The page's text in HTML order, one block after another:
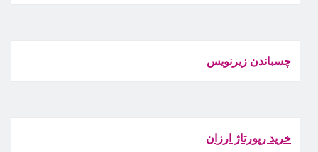
چسباندن زيرنويس
خرید رپورتاژ ارزان